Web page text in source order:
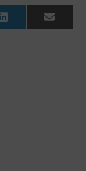
LinkedIn Email